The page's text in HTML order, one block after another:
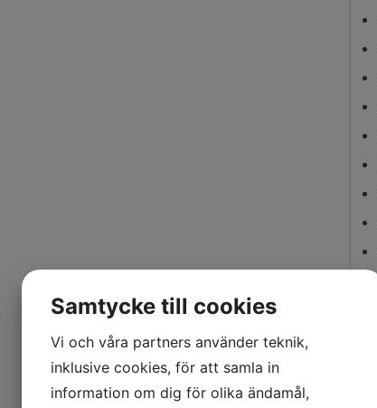
Samtycke till cookies
Vi och våra partners använder teknik,
inklusive cookies, för att samla in
information om dig för olika ändamål,